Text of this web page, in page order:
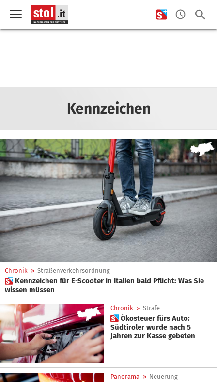
Kennzeichen
Chronik » Straßenverkehrsordnung
 Kennzeichen für E-Scooter in Italien bald Pflicht: Was Sie
wissen müssen
Chronik » Strafe
 Ökosteuer fürs Auto:
Südtiroler wurde nach 5
Jahren zur Kasse gebeten
Panorama » Neuerung